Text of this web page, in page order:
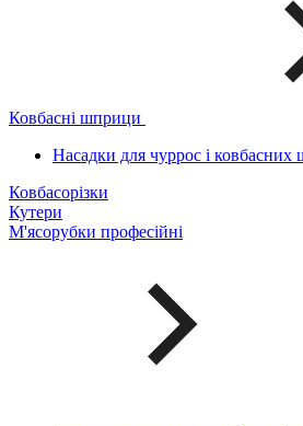
Ковбасні шприци
Насадки для чуррос і ковбасних
Ковбасорізки
Кутери
М'ясорубки професійні